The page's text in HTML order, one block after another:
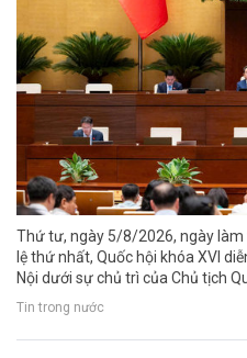
Thứ tư, ngày 5/8/2026, ngày làm
lệ thứ nhất, Quốc hội khóa XVI
Nội dưới sự chủ trì của Chủ tịch
Tin trong nước